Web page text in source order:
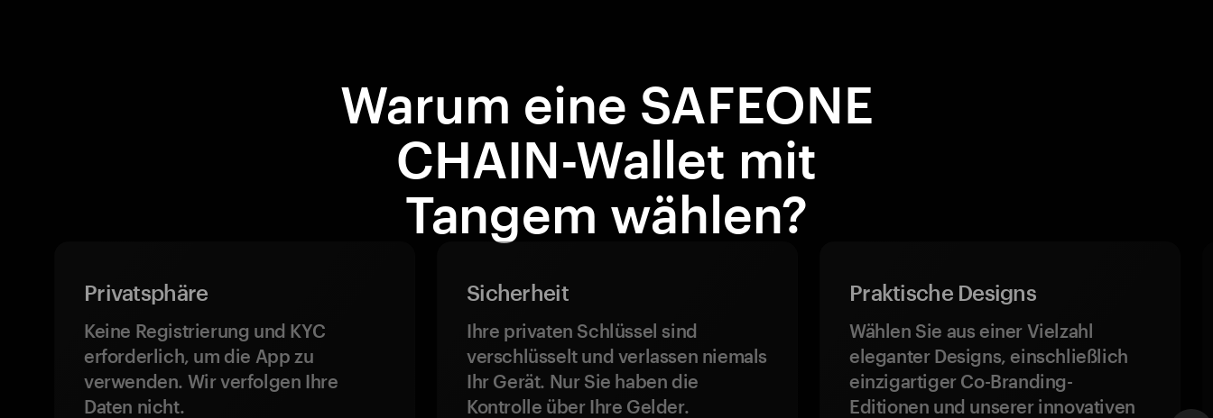
Warum eine SAFEONE
CHAIN-Wallet mit
Tangem wählen?
Privatsphäre
Keine Registrierung und KYC
erforderlich, um die App zu
verwenden. Wir verfolgen Ihre
Daten nicht.
Sicherheit
Ihre privaten Schlüssel sind
verschlüsselt und verlassen niemals
Ihr Gerät. Nur Sie haben die
Kontrolle über Ihre Gelder.
Praktische Designs
Wählen Sie aus einer Vielzahl
eleganter Designs, einschließlich
einzigartiger Co-Branding-
Editionen und unserer innovativen